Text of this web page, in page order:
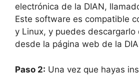
electrónica de la DIAN,
Este software es compatible
y Linux, y puedes descargarlo
desde la página web de la
Paso 2: Una vez que hayas